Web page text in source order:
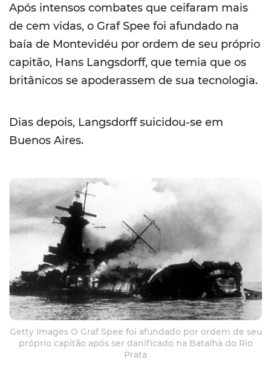
Após intensos combates que ceifaram mais
de cem vidas, o Graf Spee foi afundado na
baía de Montevidéu por ordem de seu próprio
capitão, Hans Langsdorff, que temia que os
britânicos se apoderassem de sua tecnologia.
Dias depois, Langsdorff suicidou-se em
Buenos Aires.
Getty Images O Graf Spee foi afundado por ordem de seu
próprio capitão após ser danificado na Batalha do Rio
Prata